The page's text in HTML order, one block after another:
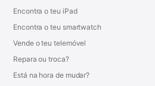
Encontra o teu iPad
Encontra o teu smartwatch
Vende o teu telemóvel
Repara ou troca?
Está na hora de mudar?